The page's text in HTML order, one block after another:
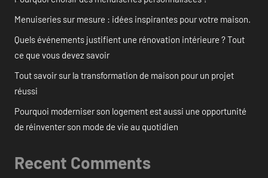
Menuiseries sur mesure : idées inspirantes pour votre maison.
Quels événements justifient une rénovation intérieure ? Tout
ce que vous devez savoir
Tout savoir sur la transformation de maison pour un projet
réussi
Pourquoi moderniser son logement est aussi une opportunité
de réinventer son mode de vie au quotidien
Recent Comments